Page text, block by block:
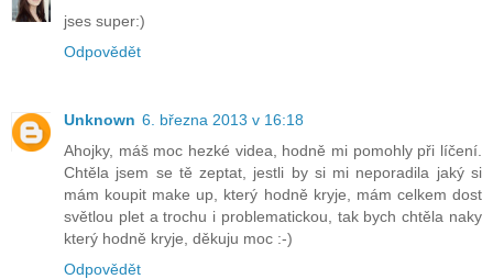
jses super:)
Odpovědět
Unknown 6. března 2013 v 16:18
Ahojky, máš moc hezké videa, hodně mi pomohly při líčení.
Chtěla jsem se tě zeptat, jestli by si mi neporadila jaký si
mám koupit make up, který hodně kryje, mám celkem dost
světlou plet a trochu i problematickou, tak bych chtěla naky
který hodně kryje, děkuju moc :-)
Odpovědět